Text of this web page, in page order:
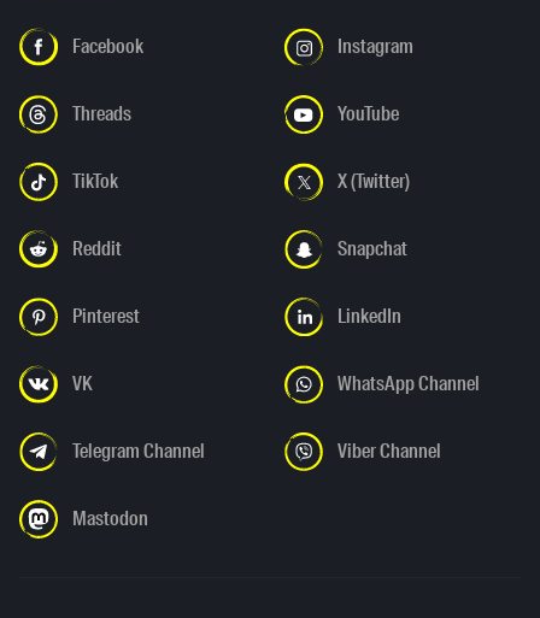
Facebook Instagram
Threads YouTube
TikTok X (Twitter)
Reddit Snapchat
Pinterest LinkedIn
VK WhatsApp Channel
Telegram Channel Viber Channel
Mastodon